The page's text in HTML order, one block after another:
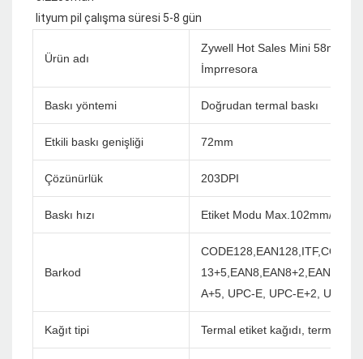
Ürün adı
Zywell Hot Sales Mini 58mm
İmprresora
Baskı yöntemi Doğrudan termal baskı
Etkili baskı genişliği 72mm
Çözünürlük 203DPI
Baskı hızı Etiket Modu Max.102mm/
Barkod
A+5, UPC-E, UPC-E+2, UPC-
Kağıt tipi Termal etiket kağıdı, termal